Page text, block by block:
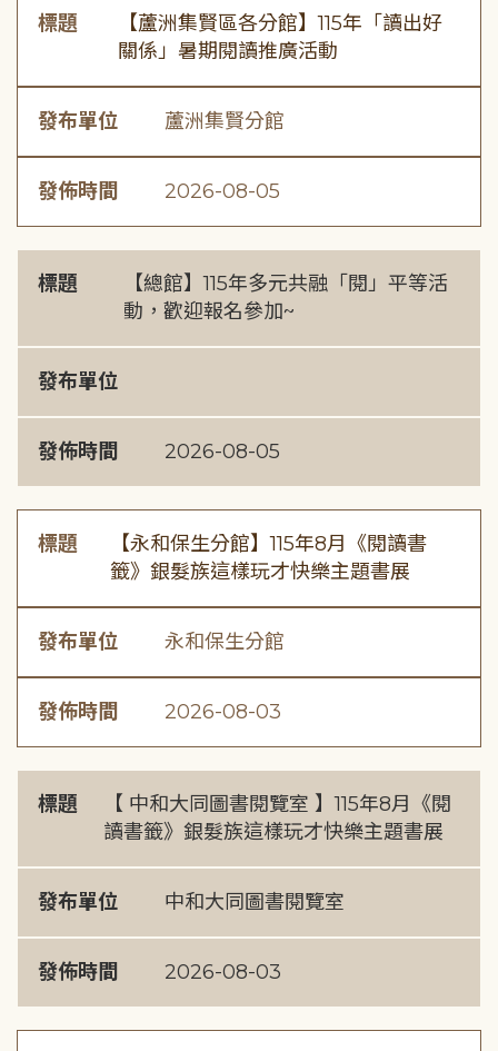
標題
【蘆洲集賢區各分館】115年「讀出好
關係」暑期閱讀推廣活動
發布單位 蘆洲集賢分館
發佈時間 2026-08-05
標題
【總館】115年多元共融「閱」平等活
動，歡迎報名參加~
發布單位
發佈時間 2026-08-05
標題
【永和保生分館】115年8月《閱讀書
籤》銀髮族這樣玩才快樂主題書展
發布單位 永和保生分館
發佈時間 2026-08-03
標題
【 中和大同圖書閱覽室 】115年8月《閱
讀書籤》銀髮族這樣玩才快樂主題書展
發布單位 中和大同圖書閱覽室
發佈時間 2026-08-03